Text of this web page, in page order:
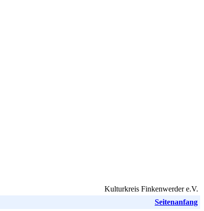
Kulturkreis Finkenwerder e.V.
Seitenanfang